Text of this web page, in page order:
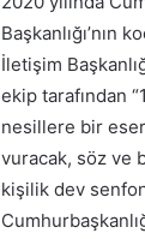
Başkanlığı’nın
İletişim
ekip tarafından
nesillere bir eser
vuracak, söz ve
kişilik dev